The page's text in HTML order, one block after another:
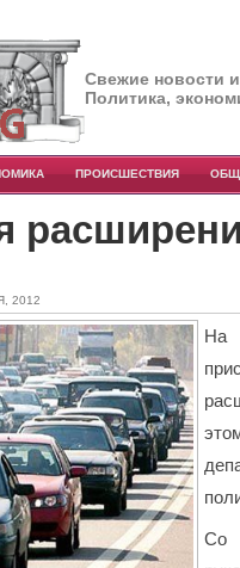
Свежие новости
Политика,
ПРОИСШЕСТВИЯ
2012
Со